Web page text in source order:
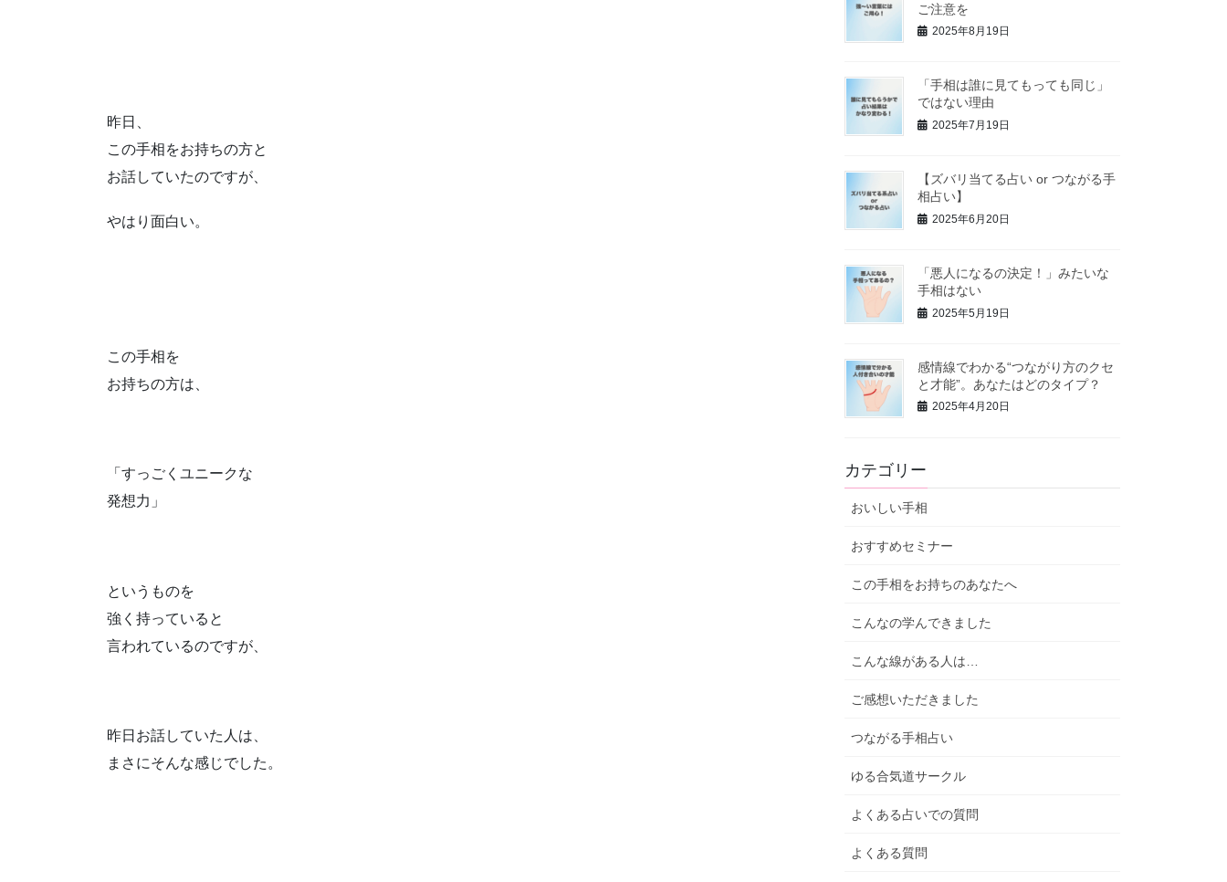
昨日、
この手相をお持ちの方と
お話していたのですが、
やはり面白い。
この手相を
お持ちの方は、
「すっごくユニークな
発想力」
というものを
強く持っていると
言われているのですが、
昨日お話していた人は、
まさにそんな感じでした。
ご注意を
2025年8月19日
「手相は誰に見てもっても同じ」
ではない理由
2025年7月19日
【ズバリ当てる占い or つながる手
相占い】
2025年6月20日
「悪人になるの決定！」みたいな
手相はない
2025年5月19日
感情線でわかる“つながり方のクセ
と才能”。あなたはどのタイプ？
2025年4月20日
カテゴリー
おいしい手相
おすすめセミナー
この手相をお持ちのあなたへ
こんなの学んできました
こんな線がある人は…
ご感想いただきました
つながる手相占い
ゆる合気道サークル
よくある占いでの質問
よくある質問